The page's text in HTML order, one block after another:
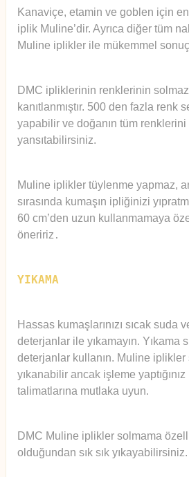
Kanaviçe, etamin ve goblen için
iplik Muline’dir. Ayrıca diğer tüm
Muline iplikler ile mükemmel
DMC ipliklerinin renklerinin
kanıtlanmıştır. 500 den fazla renk
yapabilir ve doğanın tüm renklerini
yansıtabilirsiniz.
Muline iplikler tüylenme yapmaz,
sırasında kumaşın ipliğinizi
60 cm’den uzun kullanmamaya
öneririz .
YIKAMA
Hassas kumaşlarınızı sıcak suda
deterjanlar ile yıkamayın. Yıkama
deterjanlar kullanın. Muline iplikler
yıkanabilir ancak işleme yaptığınız
talimatlarına mutlaka uyun.
DMC Muline iplikler solmama
olduğundan sık sık yıkayabilirsiniz.